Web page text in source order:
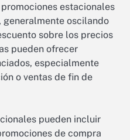
estacionales
generalmente oscilando
sobre los precios
pueden ofrecer
especialmente
o ventas de fin de
pueden incluir
de compra